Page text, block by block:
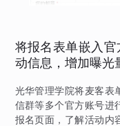
将报名表单嵌入
动信息，增加曝光
光华管理学院将麦客表
信群等多个官方账号进
报名页面，了解活动内